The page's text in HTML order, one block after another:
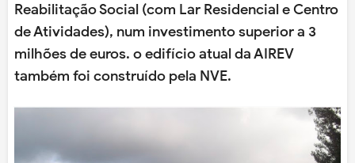
Reabilitação Social (com Lar Residencial e Centro
de Atividades), num investimento superior a 3
milhões de euros. o edifício atual da AIREV
também foi construído pela NVE.